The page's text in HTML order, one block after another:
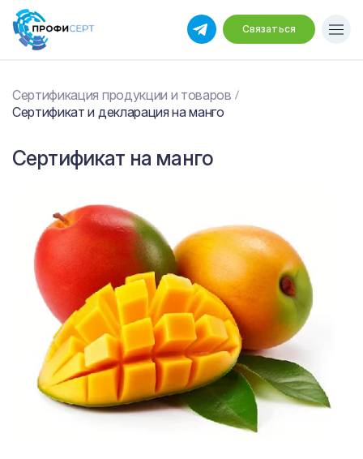
Связаться
Сертификация продукции и товаров
Сертификат и декларация на манго
Сертификат на манго